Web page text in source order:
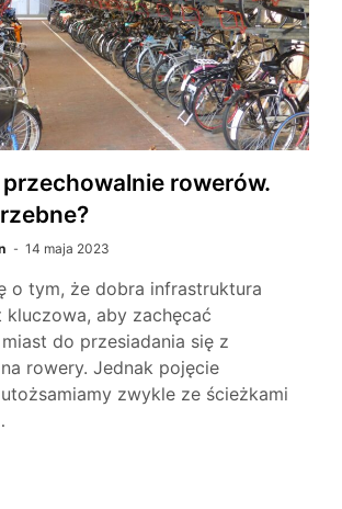
rowerów.
14 maja 2023
o tym, że dobra infrastruktura
kluczowa, aby zachęcać
do przesiadania się z
rowery. Jednak pojęcie
zwykle ze ścieżkami